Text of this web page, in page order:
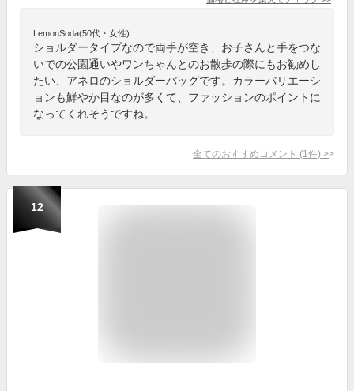
LemonSoda(50代・女性)
ショルダータイプなので両手が空き、お子さんと手をつな
いでの公園通いやワンちゃんとのお散歩の際にもお勧めし
たい、アネロのショルダーバッグです。カラーバリエーシ
ョンも鮮やか目なのが多くて、ファッションのポイントに
なってくれそうですね。
全てのおすすめコメント (1 件) >
12